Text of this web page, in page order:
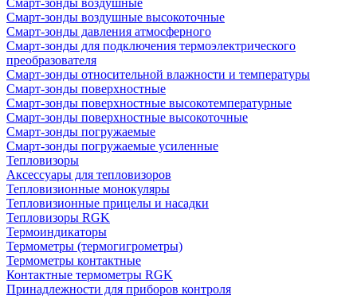
Смарт-зонды воздушные
Смарт-зонды воздушные высокоточные
Смарт-зонды давления атмосферного
Смарт-зонды для подключения термоэлектрического
преобразователя
Смарт-зонды относительной влажности и температуры
Смарт-зонды поверхностные
Смарт-зонды поверхностные высокотемпературные
Смарт-зонды поверхностные высокоточные
Смарт-зонды погружаемые
Смарт-зонды погружаемые усиленные
Тепловизоры
Аксессуары для тепловизоров
Тепловизионные монокуляры
Тепловизионные прицелы и насадки
Тепловизоры RGK
Термоиндикаторы
Термометры (термогигрометры)
Термометры контактные
Контактные термометры RGK
Принадлежности для приборов контроля